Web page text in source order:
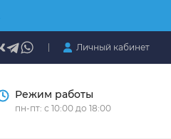
Личный кабинет
Режим работы
пн-пт: с 10:00 до 18:00